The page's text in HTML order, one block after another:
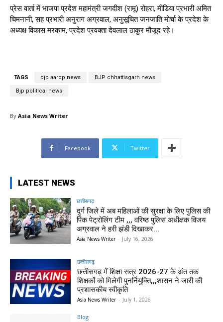
प्रेस वार्ता में भाजपा प्रदेश महामंत्री जगदीश (रामू) रोहरा, मीडिया प्रभारी अमित
चिमनानी, सह प्रभारी अनुराग अग्रवाल, अनुसूचित जनजाति मोर्चा के प्रदेश के
अध्यक्ष विकास मरकाम, प्रदेश प्रवक्ता देवलाल ठाकुर मौजूद रहे।
TAGS bjp aarop news BJP chhattisgarh news
Bjp political news
By Asia News Writer
Facebook Twitter
LATEST NEWS
छत्तीसगढ़
दुर्ग जिले में अब महिलाओं की सुरक्षा के लिए पुलिस की
पिंक पेट्रोलिंग टीम ,,, वरिष्ठ पुलिस अधीक्षक विजय
अग्रवाल ने हरी झंडी दिखाकर...
Asia News Writer - July 16, 2026
छत्तीसगढ़
छत्तीसगढ़ में शिक्षा सत्र 2026-27 के अंत तक
शिक्षकों को मिलेगी पुनर्नियुक्ति,,,शासन ने जारी की
प्रशासकीय स्वीकृति
Asia News Writer - July 1, 2026
Blog